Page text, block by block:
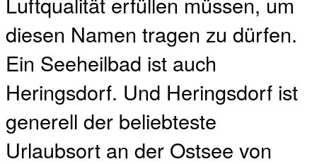
diesen Namen tragen zu dürfen.
Ein Seeheilbad ist auch
Heringsdorf. Und Heringsdorf ist
generell der beliebteste
Urlaubsort an der Ostsee von